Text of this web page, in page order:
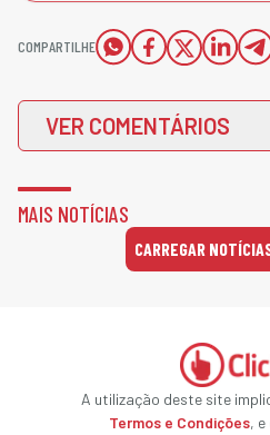
COMPARTILHE
VER COMENTÁRIOS
MAIS NOTÍCIAS
CARREGAR
A utilização deste site
Termos e Condições, e